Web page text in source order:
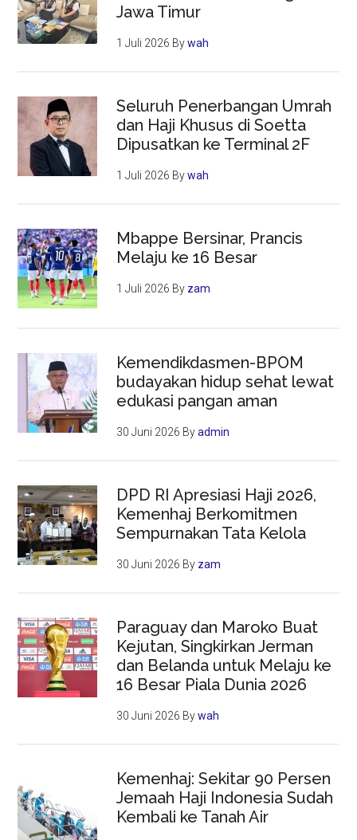
Jawa Timur
1 Juli 2026 Bywah
Seluruh Penerbangan Umrah
dan Haji Khusus di Soetta
Dipusatkan ke Terminal 2F
1 Juli 2026 Bywah
Mbappe Bersinar, Prancis
Melaju ke 16 Besar
1 Juli 2026 By zam
Kemendikdasmen-BPOM
budayakan hidup sehat lewat
edukasi pangan aman
30 Juni 2026 Byadmin
DPD RI Apresiasi Haji 2026,
Kemenhaj Berkomitmen
Sempurnakan Tata Kelola
30 Juni 2026 By zam
Paraguay dan Maroko Buat
Kejutan, Singkirkan Jerman
dan Belanda untuk Melaju ke
16 Besar Piala Dunia 2026
30 Juni 2026 Bywah
Kemenhaj: Sekitar 90 Persen
Jemaah Haji Indonesia Sudah
Kembali ke Tanah Air